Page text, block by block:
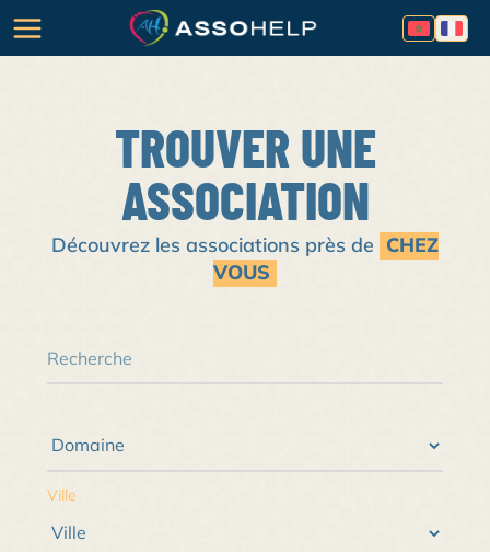
TROUVER UNE
ASSOCIATION
Découvrez les associations près de CHEZ
VOUS
Ville